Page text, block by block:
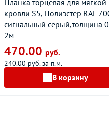
Планка торцевая для мягкой
кровли S5, Полиэстер RAL
сигнальный серый,толщина
2м
470.00 руб.
240.00 руб. за п.м.
В корзину